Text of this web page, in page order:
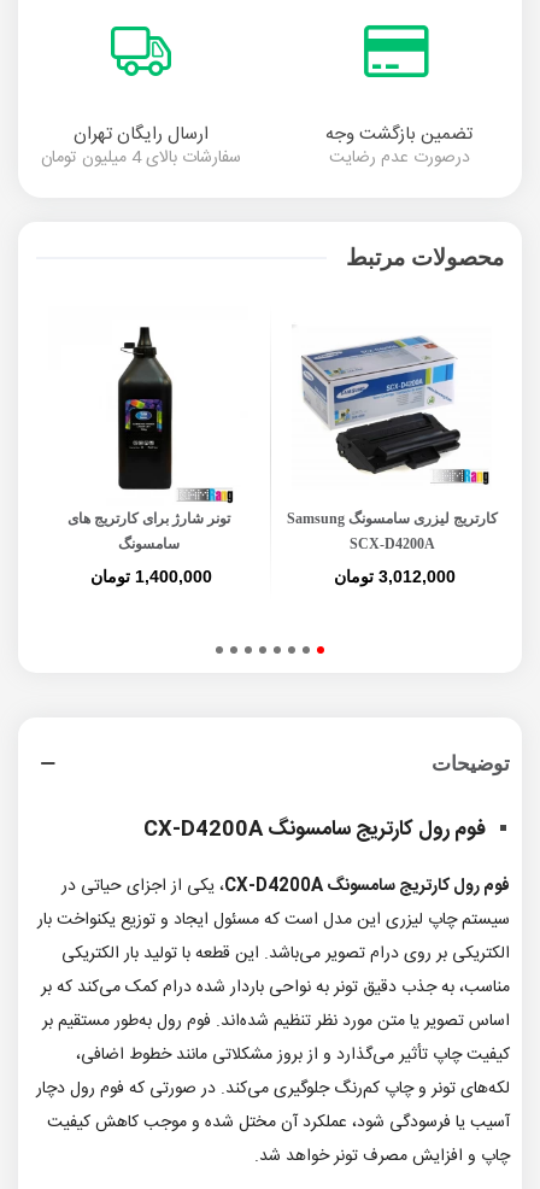
تضمین بازگشت وجه
درصورت عدم رضایت
ارسال رایگان تهران
سفارشات بالای 4 میلیون تومان
محصولات مرتبط
کارتریج لیزری سامسونگ Samsung
SCX-D4200A
3,012,000 تومان
تونر شارژ برای کارتریج های
سامسونگ
1,400,000 تومان
توضیحات
فوم رول کارتریج سامسونگ CX-D4200A
فوم رول کارتریج سامسونگ CX-D4200A
، یکی از اجزای حیاتی در
سیستم چاپ لیزری این مدل است که مسئول ایجاد و توزیع یکنواخت بار
الکتریکی بر روی درام تصویر می‌باشد. این قطعه با تولید بار الکتریکی
مناسب، به جذب دقیق تونر به نواحی باردار شده درام کمک می‌کند که بر
اساس تصویر یا متن مورد نظر تنظیم شده‌اند. فوم رول به‌طور مستقیم بر
کیفیت چاپ تأثیر می‌گذارد و از بروز مشکلاتی مانند خطوط اضافی،
لکه‌های تونر و چاپ کم‌رنگ جلوگیری می‌کند. در صورتی که فوم رول دچار
آسیب یا فرسودگی شود، عملکرد آن مختل شده و موجب کاهش کیفیت
چاپ و افزایش مصرف تونر خواهد شد.